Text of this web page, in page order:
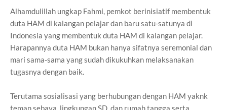
Alhamdulillah ungkap Fahmi, pemkot berinisiatif membentuk
duta HAM di kalangan pelajar dan baru satu-satunya di
Indonesia yang membentuk duta HAM di kalangan pelajar.
Harapannya duta HAM bukan hanya sifatnya seremonial dan
mari sama-sama yang sudah dikukuhkan melaksanakan
tugasnya dengan baik.
Terutama sosialisasi yang berhubungan dengan HAM yaknk
teman sebaya, lingkungan SD, dan rumah tangga serta